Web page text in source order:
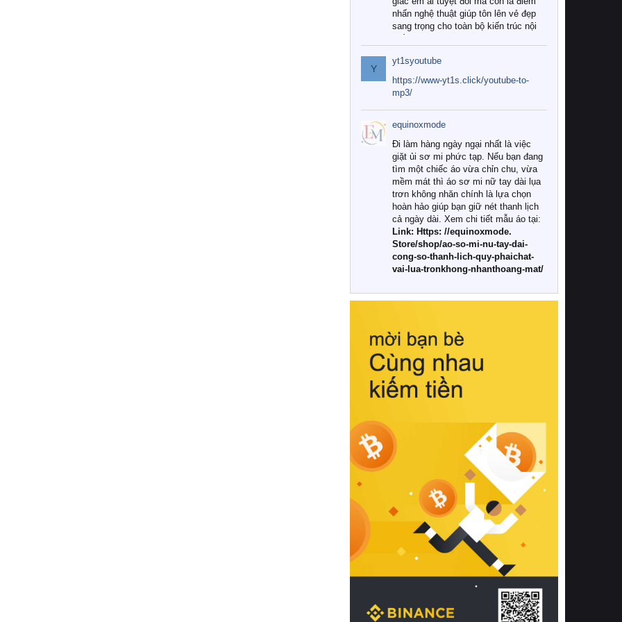
nhấn nghệ thuật giúp tôn lên vẻ đẹp
sang trọng cho toàn bộ kiến trúc nội
Tuy nhiên, giữa thị trường đa dạng
với vô vàn thương hiệu và mẫu mã
như hiện nay, làm thế nào để chọn
được những bộ chăn ga gối đệm cao
cấp thực sự chất lượng, phù hợp với
khí hậu và nhu cầu sử dụng của gia
đình? Hãy cùng chúng tôi đi tìm lời
giải đáp chi tiết qua bài viết dưới đây.
1. Tại sao các gia đình hiện đại lại ưa
chuộng chăn ga gối đệm cao cấp?
Khác với các dòng sản phẩm thông
thường, những bộ chăn ga gối đệm
cao cấp trải qua quy trình sản xuất
nghiêm ngặt từ khâu chọn lọc nguyên
liệu tự nhiên đến công nghệ dệt
nhuộm hiện đại không chứa hóa chất
này, bạn sẽ cảm nhận rõ rệt sự khác
hồi chuẩn xác của phần đệm nâng đỡ
cột sống.
Bên cạnh đó, việc lựa chọn các dòng
sản phẩm đạt chuẩn chất lượng quốc
tế còn giúp ngăn ngừa tình trạng kích
khuẩn và nấm mốc trong điều kiện
thời tiết nóng ẩm. Bạn có thể tìm hiểu
thêm các nghiên cứu khoa học về tác
động của giấc ngủ và môi trường
phòng ngủ đối với sức khỏe con
người tại Sleep Foundation (External
Link) để có cái nhìn toàn diện hơn.
2. Các tiêu chí vàng khi lựa chọn
chăn ga gối đệm cao cấp cho phòng
ngủ
Để sở hữu một bộ chăn ga gối đệm
cao cấp hoàn hảo cả về thẩm mỹ lẫn
công năng, người tiêu dùng cần cân
nhắc kỹ lưỡng các tiêu chí quan trọng
Y
yt1syoutube
https://www-yt1s.click/youtube-to-
mp3/
equinoxmode
Đi làm hàng ngày ngại nhất là việc
giặt ủi sơ mi phức tạp. Nếu bạn đang
tìm một chiếc áo vừa chỉn chu, vừa
mềm mát thì áo sơ mi nữ tay dài lụa
trơn không nhăn chính là lựa chọn
hoàn hảo giúp bạn giữ nét thanh lịch
cả ngày dài. Xem chi tiết mẫu áo tại:
Link: Https: //equinoxmode.
Store/shop/ao-so-mi-nu-tay-dai-
cong-so-thanh-lich-quy-phaichat-
vai-lua-tronkhong-nhanthoang-mat/